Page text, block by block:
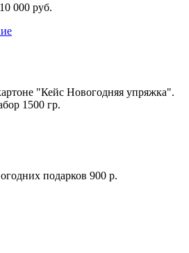
000 руб.
"Кейс Новогодняя упряжка".
1500 гр.
подарков 900 р.